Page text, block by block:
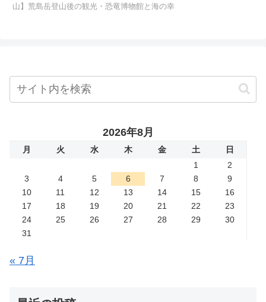
山】荒島岳登山後の観光・恐竜博物館と海の幸
2026年8月
月 火 水 木 金 土
日
1
2
3
4 5 6 7 8
9
10
11 12 13 14 15
16
17
18 19 20 21 22
23
24
25 26 27 28 29
30
31
« 7月